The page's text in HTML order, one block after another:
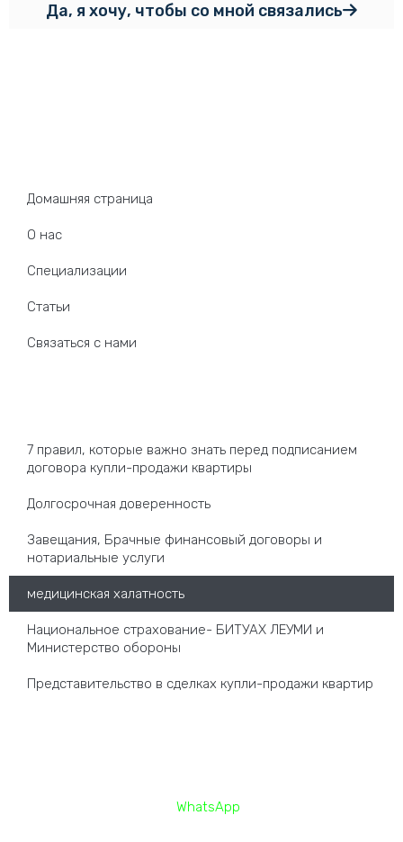
Да, я хочу, чтобы со мной связались
Домашняя страница
О нас
Специализации
Статьи
Связаться с нами
7 правил, которые важно знать перед подписанием
договора купли-продажи квартиры
Долгосрочная доверенность
Завещания, Брачные финансовый договоры и
нотариальные услуги
медицинская халатность
Национальное страхование- БИТУАХ ЛЕУМИ и
Министерство обороны
Представительство в сделках купли-продажи квартир
WhatsApp